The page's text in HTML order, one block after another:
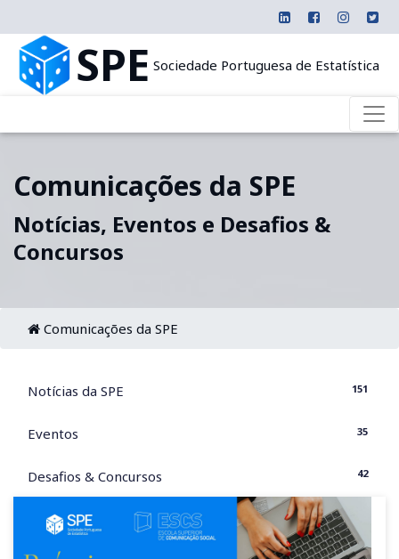
SPE Sociedade Portuguesa de Estatística
Comunicações da SPE
Notícias, Eventos e Desafios &
Concursos
Comunicações da SPE
Notícias da SPE 151
Eventos 35
Desafios & Concursos 42